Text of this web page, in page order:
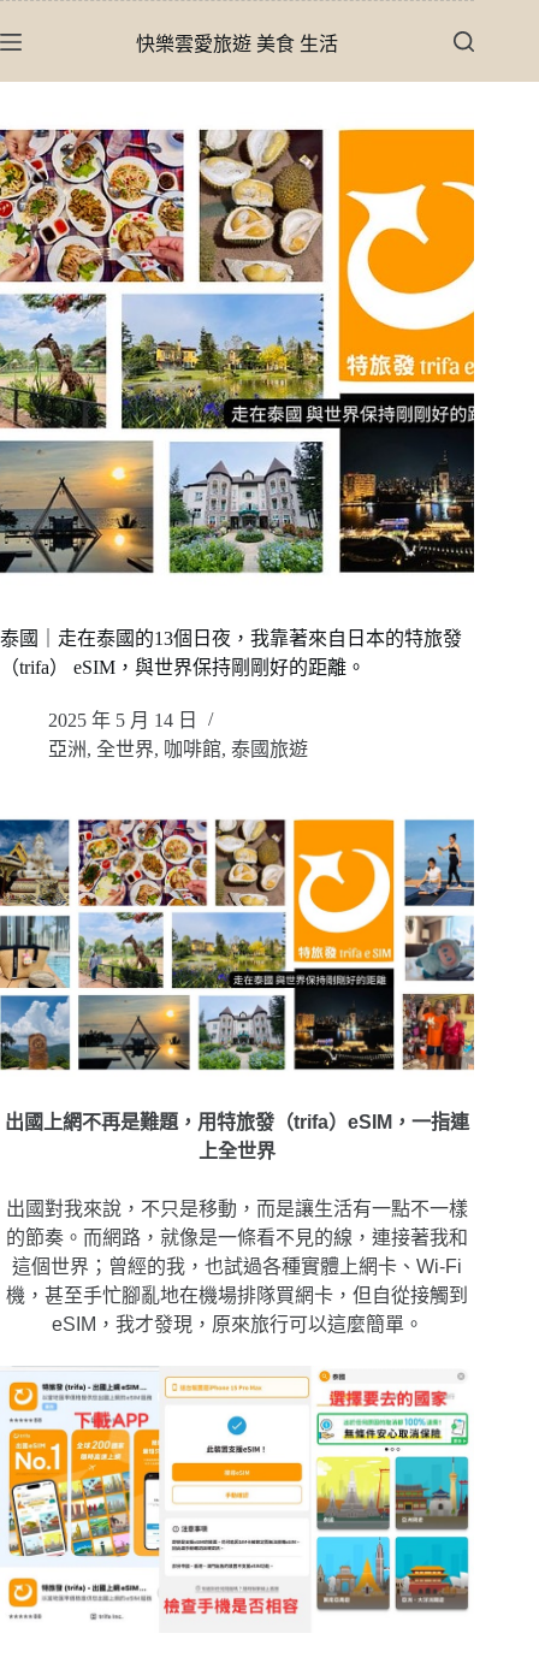
至
內
容
快樂雲愛旅遊 美食 生活
泰國｜走在泰國的13個日夜，我靠著來自日本的特旅發
（trifa） eSIM，與世界保持剛剛好的距離。
2025 年 5 月 14 日
亞洲, 全世界, 咖啡館, 泰國旅遊
出國上網不再是難題，用特旅發（trifa）eSIM，一指連
上全世界
出國對我來說，不只是移動，而是讓生活有一點不一樣
的節奏。而網路，就像是一條看不見的線，連接著我和
這個世界；曾經的我，也試過各種實體上網卡、Wi-Fi
機，甚至手忙腳亂地在機場排隊買網卡，但自從接觸到
eSIM，我才發現，原來旅行可以這麼簡單。